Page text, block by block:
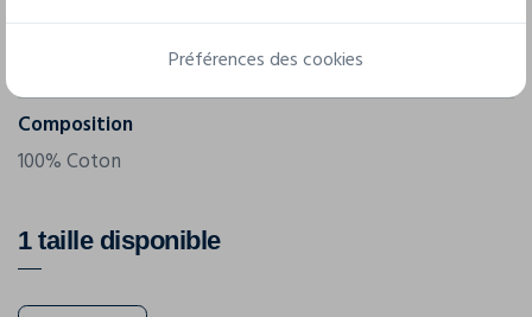
Composition
100% Coton
1 taille disponible
Préférences des cookies